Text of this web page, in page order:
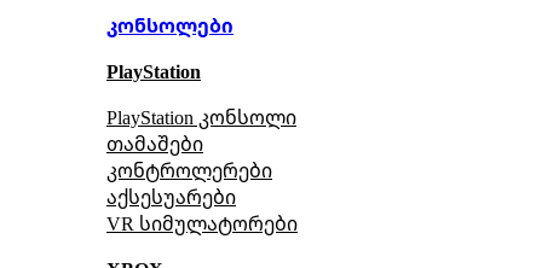
კონსოლები
PlayStation
PlayStation კონსოლი
თამაშები
კონტროლერები
აქსესუარები
VR სიმულატორები